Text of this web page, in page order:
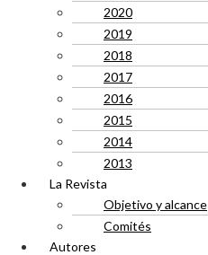
2020
2019
2018
2017
2016
2015
2014
2013
La Revista
Objetivo y alcance
Comités
Autores